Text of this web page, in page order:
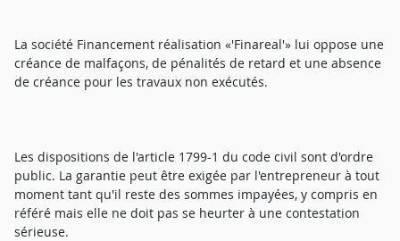
La société Financement réalisation «'Finareal'» lui oppose une
créance de malfaçons, de pénalités de retard et une absence
de créance pour les travaux non exécutés.
Les dispositions de l'article 1799-1 du code civil sont d'ordre
public. La garantie peut être exigée par l'entrepreneur à tout
moment tant qu'il reste des sommes impayées, y compris en
référé mais elle ne doit pas se heurter à une contestation
sérieuse.